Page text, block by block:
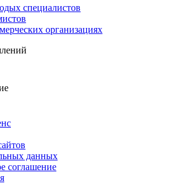
специалистов
организациях
данных
соглашение